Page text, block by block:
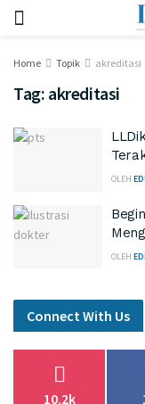
Home Topik akreditasi
Tag: akreditasi
OLEH
OLEH
Connect With Us
10.2k